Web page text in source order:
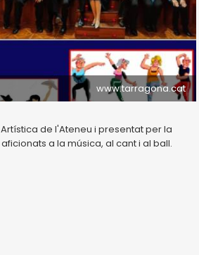
www.tarragona.cat
de l'Ateneu i presentat per la
a la música, al cant i al ball.